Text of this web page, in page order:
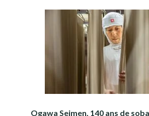
Ogawa Seimen, 140 ans de